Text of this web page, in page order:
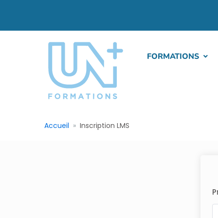
FORMATIONS
Accueil Inscription LMS